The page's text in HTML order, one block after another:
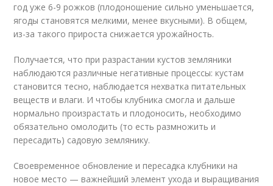
год уже 6-9 рожков (плодоношение сильно уменьшается,
ягоды становятся мелкими, менее вкусными). В общем,
из-за такого прироста снижается урожайность.
Получается, что при разрастании кустов земляники
наблюдаются различные негативные процессы: кустам
становится тесно, наблюдается нехватка питательных
веществ и влаги. И чтобы клубника смогла и дальше
нормально произрастать и плодоносить, необходимо
обязательно омолодить (то есть размножить и
пересадить) садовую землянику.
Своевременное обновление и пересадка клубники на
новое место — важнейший элемент ухода и выращивания